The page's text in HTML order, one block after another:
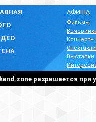
АФИША
Фильмы
Концерты
Спектакли
Выставки
разрешается